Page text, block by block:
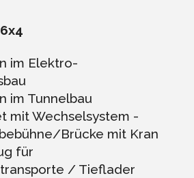
im Elektro-
im Tunnelbau
mit Wechselsystem -
Brücke mit Kran
für
/ Tieflader